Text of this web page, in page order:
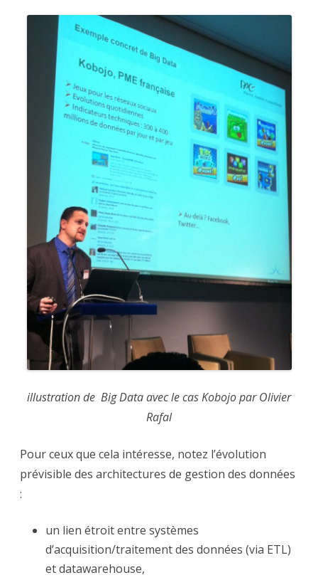
illustration de Big Data avec le cas Kobojo par Olivier
Rafal
Pour ceux que cela intéresse, notez l’évolution
prévisible des architectures de gestion des données
:
un lien étroit entre systèmes
d’acquisition/traitement des données (via ETL)
et datawarehouse,